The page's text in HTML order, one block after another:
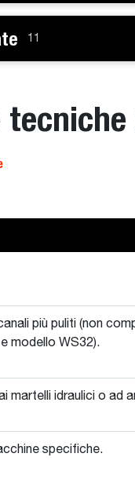
11
più puliti (non
modello WS32).
martelli idraulici o ad
specifiche.